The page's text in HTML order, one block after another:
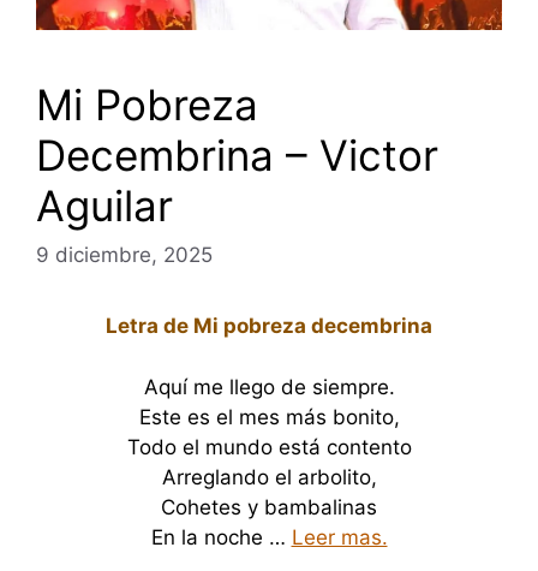
Mi Pobreza
Decembrina – Victor
Aguilar
9 diciembre, 2025
Letra de Mi pobreza decembrina
Aquí me llego de siempre.
Este es el mes más bonito,
Todo el mundo está contento
Arreglando el arbolito,
Cohetes y bambalinas
En la noche … Leer mas.